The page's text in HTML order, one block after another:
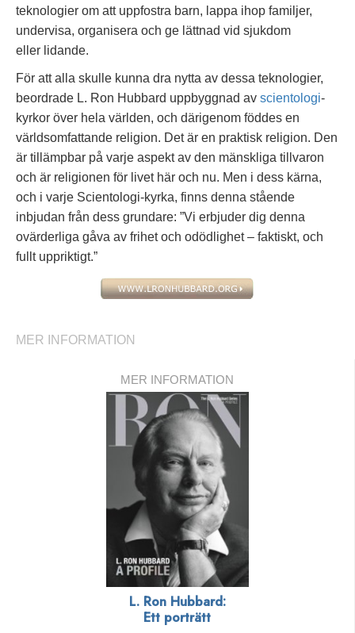
teknologier om att uppfostra barn, lappa ihop familjer,
undervisa, organisera och ge lättnad vid sjukdom
eller lidande.
För att alla skulle kunna dra nytta av dessa teknologier,
beordrade L. Ron Hubbard uppbyggnad av scientologi-
kyrkor över hela världen, och därigenom föddes en
världsomfattande religion. Det är en praktisk religion. Den
är tillämpbar på varje aspekt av den mänskliga tillvaron
och är religionen för livet här och nu. Men i dess kärna,
och i varje Scientologi-kyrka, finns denna stående
inbjudan från dess grundare: ”Vi erbjuder dig denna
ovärderliga gåva av frihet och odödlighet – faktiskt, och
fullt uppriktigt.”
MER INFORMATION
MER INFORMATION
L. Ron Hubbard:
Ett porträtt